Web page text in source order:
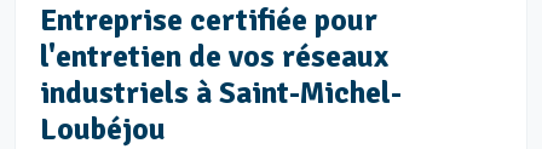
Entreprise certifiée pour
l'entretien de vos réseaux
industriels à Saint-Michel-
Loubéjou